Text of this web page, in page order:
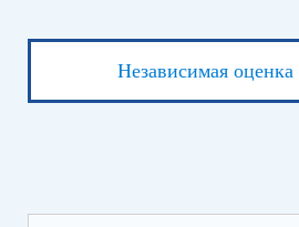
Независимая оценка